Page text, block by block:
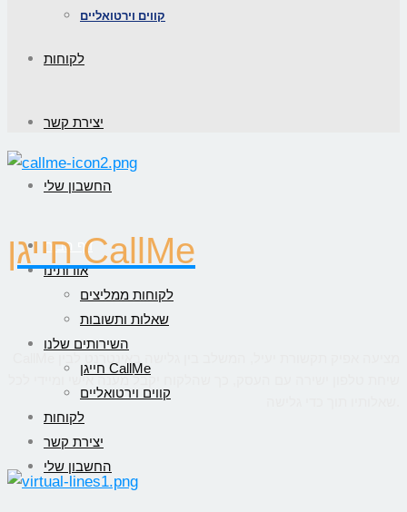
קווים וירטואליים
לקוחות
יצירת קשר
החשבון שלי
דף הבית
אודותינו
לקוחות ממליצים
שאלות ותשובות
השירותים שלנו
חייגן CallMe
קווים וירטואליים
לקוחות
יצירת קשר
החשבון שלי
חייגן CallMe
שיחת טלפון ישירה עם העסק, כך שהלקוח יקבל מענה אישי ומיידי לכל